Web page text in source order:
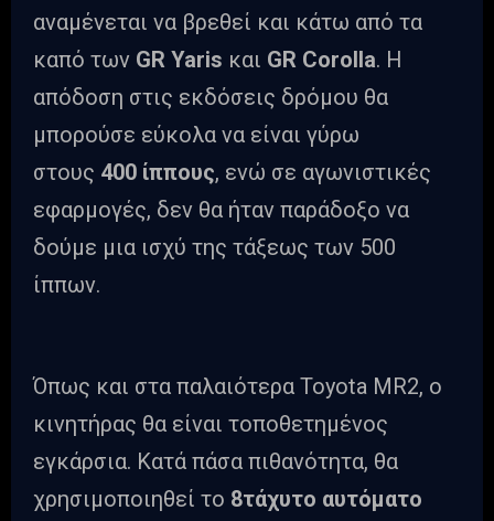
αναμένεται να βρεθεί και κάτω από τα
καπό των GR Yaris και GR Corolla. Η
απόδοση στις εκδόσεις δρόμου θα
μπορούσε εύκολα να είναι γύρω
στους 400 ίππους, ενώ σε αγωνιστικές
εφαρμογές, δεν θα ήταν παράδοξο να
δούμε μια ισχύ της τάξεως των 500
ίππων.
Όπως και στα παλαιότερα Toyota MR2, ο
κινητήρας θα είναι τοποθετημένος
εγκάρσια. Κατά πάσα πιθανότητα, θα
χρησιμοποιηθεί το 8τάχυτο αυτόματο